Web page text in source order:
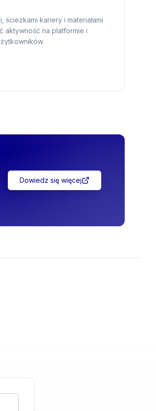
kariery i materiałami
aktywność na platformie i
Dowiedz się więcej